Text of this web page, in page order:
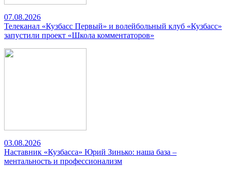
07.08.2026
Телеканал «Кузбасс Первый» и волейбольный клуб «Кузбасс»
запустили проект «Школа комментаторов»
03.08.2026
Наставник «Кузбасса» Юрий Зинько: наша база –
ментальность и профессионализм